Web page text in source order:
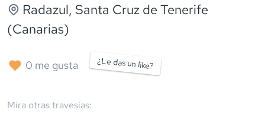
Radazul, Santa Cruz de Tenerife
(Canarias)
0 me gusta ¿Le das un like?
Mira otras travesías: